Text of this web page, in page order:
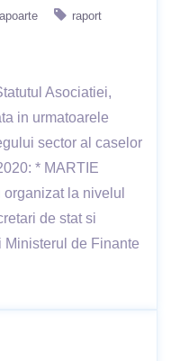
raport
Asociatiei,
in urmatoarele
sector al caselor
* MARTIE
la nivelul
de stat si
de Finante